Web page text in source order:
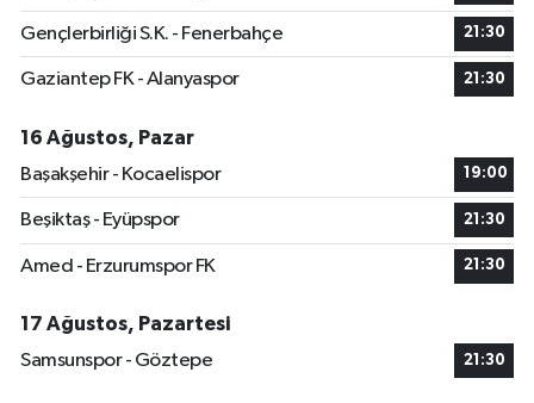
Gençlerbirliği S.K. - Fenerbahçe 21:30
Gaziantep FK - Alanyaspor 21:30
16 Ağustos, Pazar
Başakşehir - Kocaelispor
19:00
Beşiktaş - Eyüpspor 21:30
Amed - Erzurumspor FK 21:30
17 Ağustos, Pazartesi
Samsunspor - Göztepe
21:30